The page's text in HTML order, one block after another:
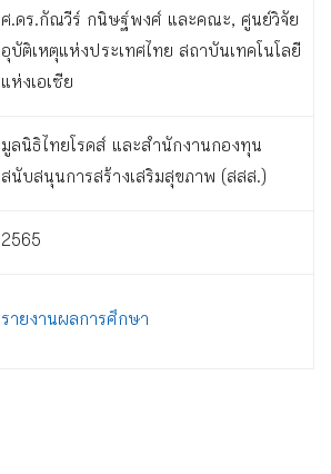
ศ.ดร.กัณวีร์ กนิษฐ์พงศ์ และคณะ, ศูนย์วิจัย
อุบัติเหตุแห่งประเทศไทย สถาบันเทคโนโลยี
แห่งเอเซีย
มูลนิธิไทยโรดส์ และสำนักงานกองทุน
สนับสนุนการสร้างเสริมสุขภาพ (สสส.)
2565
รายงานผลการศึกษา